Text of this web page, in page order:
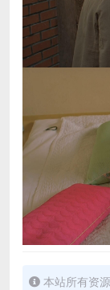
本站所有资